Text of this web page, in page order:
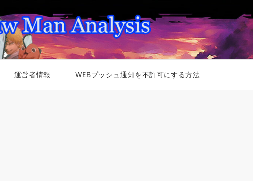
運営者情報 WEBプッシュ通知を不許可にする方法